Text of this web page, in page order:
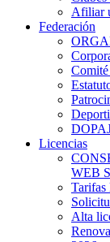
Afiliar
Federación
Licencias
WEB
Tarifas
Alta